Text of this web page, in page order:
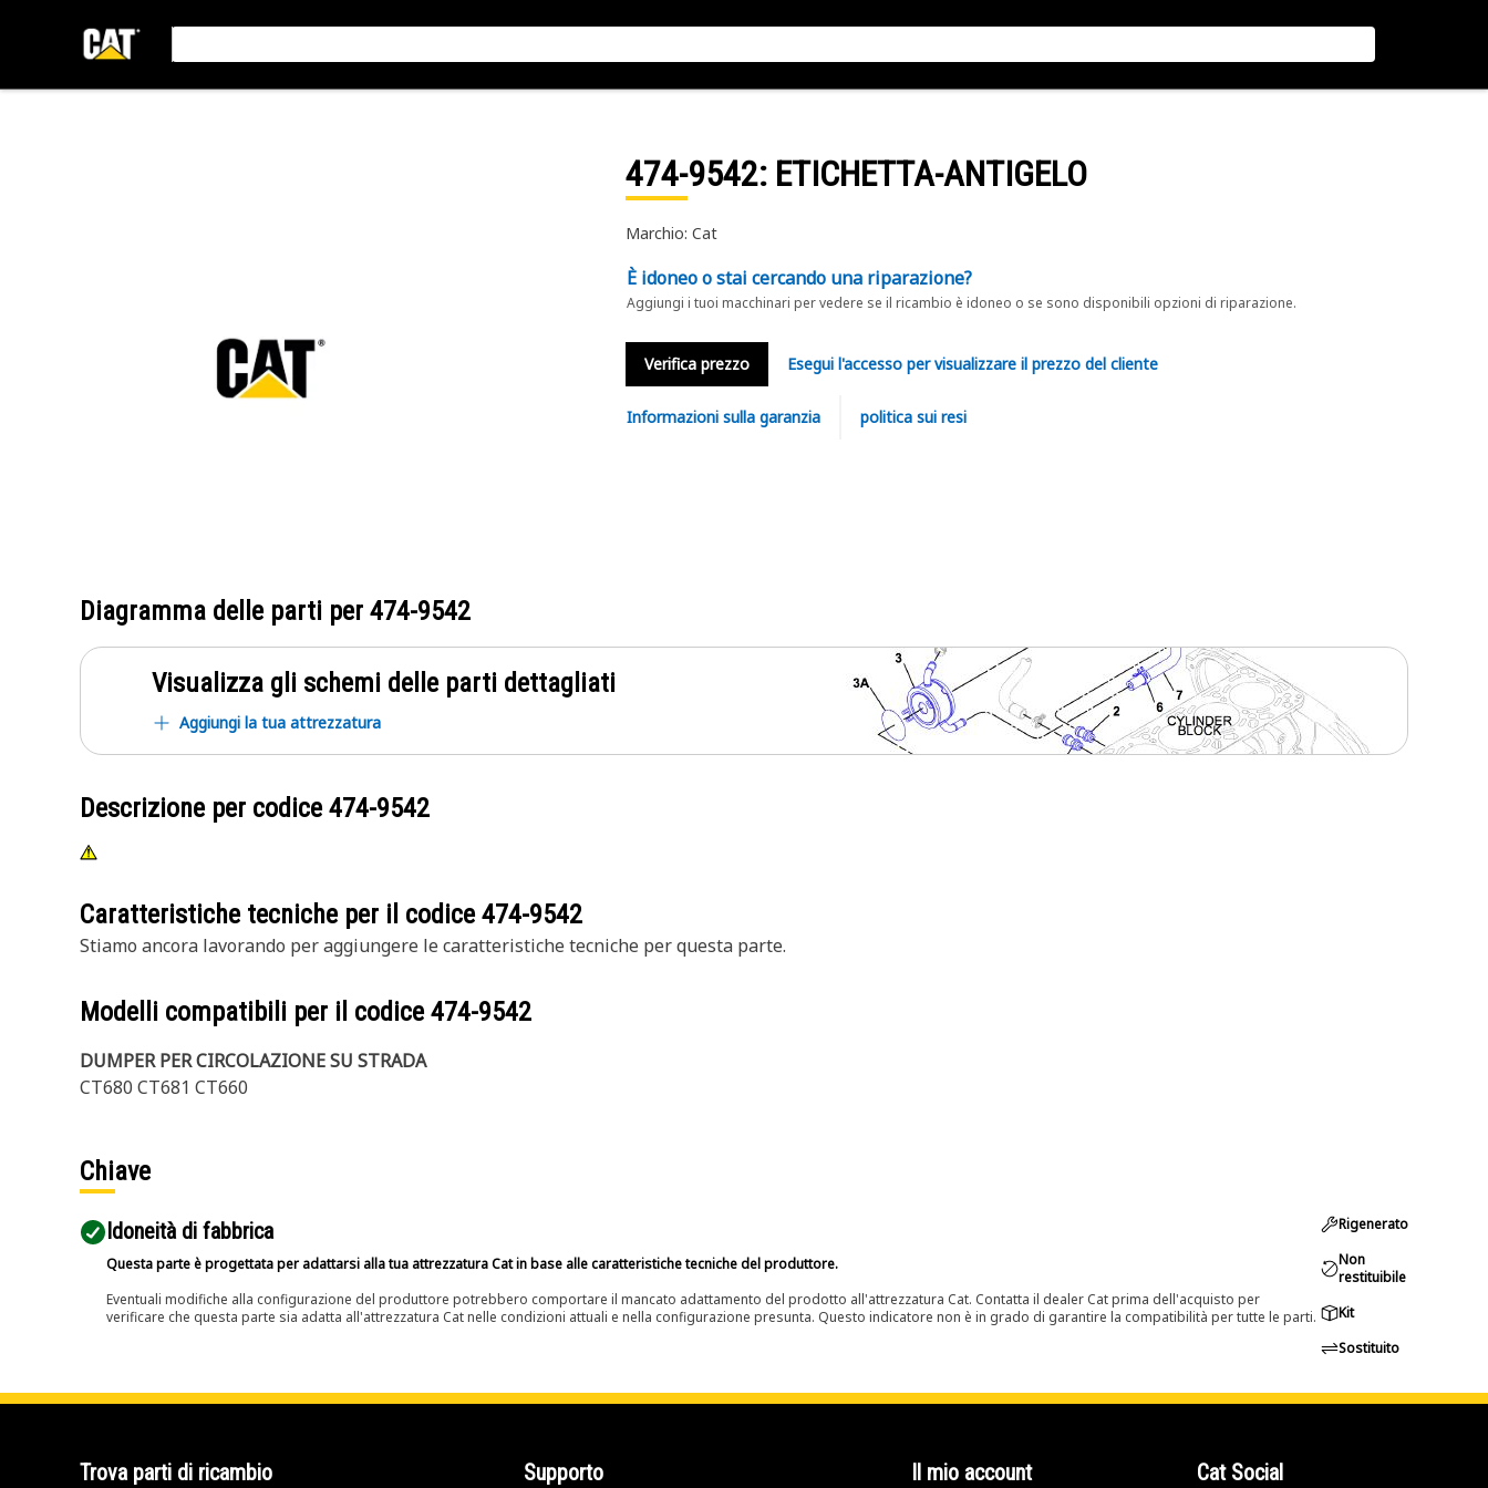
474-9542: ETICHETTA-ANTIGELO
Marchio: Cat
È idoneo o stai cercando una riparazione?
Aggiungi i tuoi macchinari per vedere se il ricambio è idoneo o se sono disponibili opzioni di riparazione.
Verifica prezzo Esegui l'accesso per visualizzare il prezzo del cliente
Informazioni sulla garanzia politica sui resi
Diagramma delle parti per 474-9542
Visualizza gli schemi delle parti dettagliati
Aggiungi la tua attrezzatura
Descrizione per codice 474-9542
Caratteristiche tecniche per il codice 474-9542
Stiamo ancora lavorando per aggiungere le caratteristiche tecniche per questa parte.
Modelli compatibili per il codice 474-9542
DUMPER PER CIRCOLAZIONE SU STRADA
CT680 CT681 CT660
Chiave
Idoneità di fabbrica
Questa parte è progettata per adattarsi alla tua attrezzatura Cat in base alle caratteristiche tecniche del produttore.
Eventuali modifiche alla configurazione del produttore potrebbero comportare il mancato adattamento del prodotto all'attrezzatura Cat. Contatta il dealer Cat prima dell'acquisto per
verificare che questa parte sia adatta all'attrezzatura Cat nelle condizioni attuali e nella configurazione presunta. Questo indicatore non è in grado di garantire la compatibilità per tutte le parti.
Rigenerato
Non
restituibile
Kit
Sostituito
Trova parti di ricambio Supporto Il mio account Cat Social